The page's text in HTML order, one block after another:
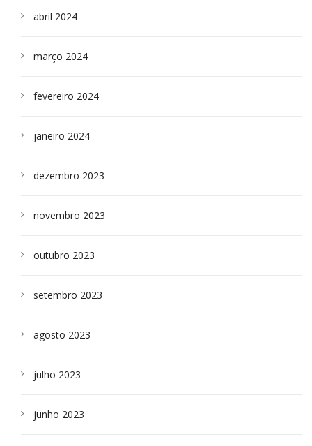
abril 2024
março 2024
fevereiro 2024
janeiro 2024
dezembro 2023
novembro 2023
outubro 2023
setembro 2023
agosto 2023
julho 2023
junho 2023